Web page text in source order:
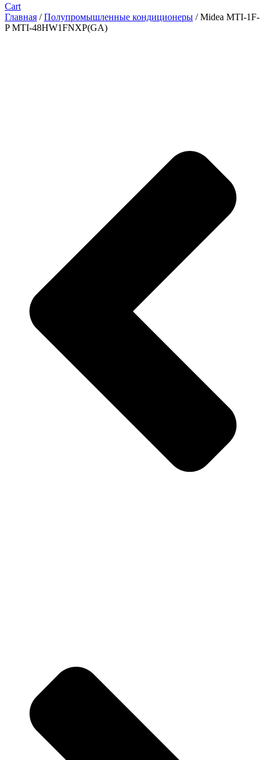
Cart
Главная /Полупромышленные кондиционеры / Midea MTI-1F-
P MTI-48HW1FNXP(GA)